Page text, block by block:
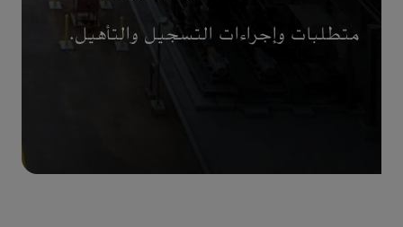
متطلبات وإجراءات التسجيل والتأهيل.